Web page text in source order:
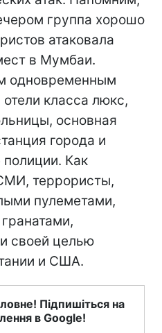
группа хорошо
атаковала
в Мумбаи.
одновременным
класса люкс,
основная
города и
полиции. Как
террористы,
пулеметами,
своей целью
и США.
Підпишіться на
в Google!